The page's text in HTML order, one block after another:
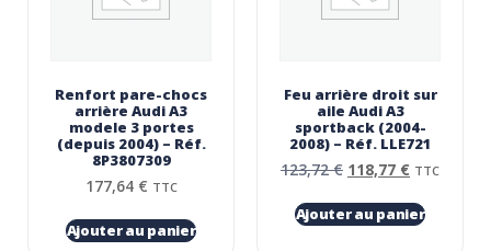
Renfort pare-chocs
arrière Audi A3
modele 3 portes
(depuis 2004) – Réf.
8P3807309
177,64 € TTC
Ajouter au panier
Feu arrière droit sur
aile Audi A3
sportback (2004-
2008) – Réf. LLE721
123,72€ 118,77 € TTC
Ajouter au panier